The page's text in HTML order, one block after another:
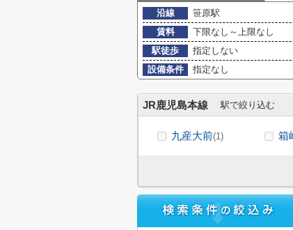
沿線
笹原駅
賃料
下限なし～上限なし
駅徒歩
指定しない
設備条件
指定なし
JR鹿児島本線 駅で絞り込む
九産大前(1) 箱